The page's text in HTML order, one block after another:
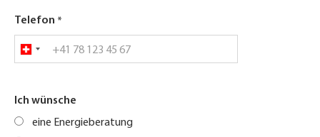
Telefon
Ich wünsche
eine Energieberatung